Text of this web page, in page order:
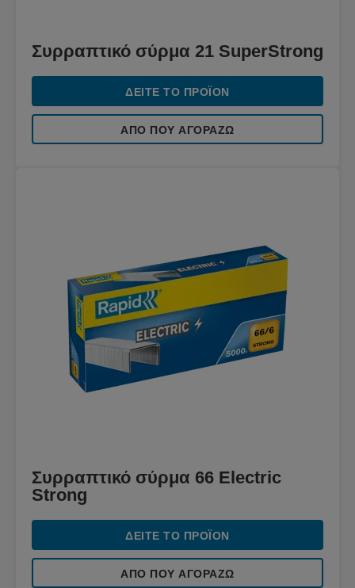
Συρραπτικό σύρμα 21 SuperStrong
ΔΕΊΤΕ ΤΟ ΠΡΟΪΌΝ
ΑΠΌ ΠΟΥ ΑΓΟΡΆΖΩ
Συρραπτικό σύρμα 66 Electric
Strong
ΔΕΊΤΕ ΤΟ ΠΡΟΪΌΝ
ΑΠΌ ΠΟΥ ΑΓΟΡΆΖΩ